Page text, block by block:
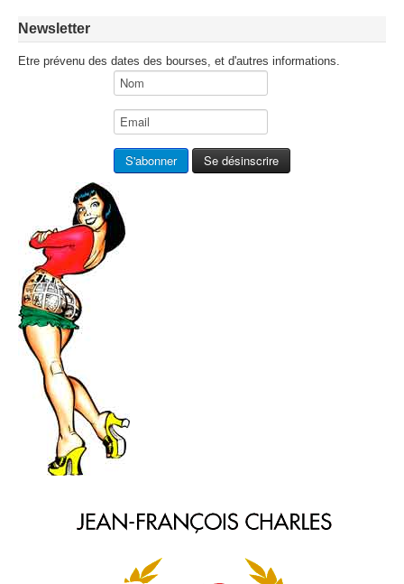
Newsletter
Etre prévenu des dates des bourses, et d'autres informations.